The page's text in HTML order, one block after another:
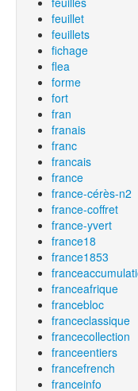
feuillet
feuillets
fichage
flea
forme
fort
fran
franais
franc
francais
france
france-cérès-n2
france-coffret
france-yvert
france18
france1853
franceafrique
francebloc
franceclassique
francecollection
franceentiers
francefrench
franceinfo